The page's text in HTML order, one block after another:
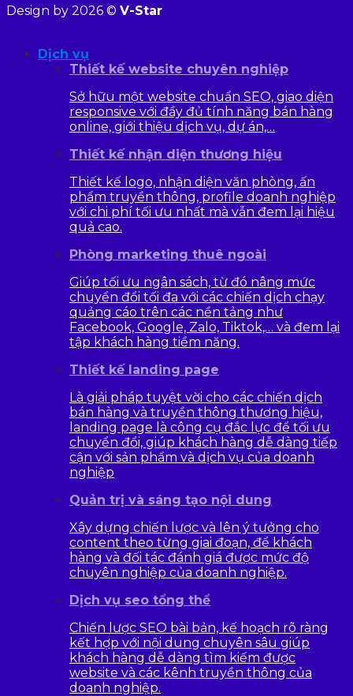
Design by 2026 © V-Star
Dịch vụ
Thiết kế website chuyên nghiệp
Sở hữu một website chuẩn SEO, giao diện
responsive với đầy đủ tính năng bán hàng
online, giới thiệu dịch vụ, dự án,…
Thiết kế nhận diện thương hiệu
Thiết kế logo, nhận diện văn phòng, ấn
phẩm truyền thông, profile doanh nghiệp
với chi phí tối ưu nhất mà vẫn đem lại hiệu
quả cao.
Phòng marketing thuê ngoài
Giúp tối ưu ngân sách, từ đó nâng mức
chuyển đổi tối đa với các chiến dịch chạy
quảng cáo trên các nền tảng như
Facebook, Google, Zalo, Tiktok,… và đem lại
tập khách hàng tiềm năng.
Thiết kế landing page
Là giải pháp tuyệt vời cho các chiến dịch
bán hàng và truyền thông thương hiệu,
landing page là công cụ đắc lực để tối ưu
chuyển đổi, giúp khách hàng dễ dàng tiếp
cận với sản phẩm và dịch vụ của doanh
nghiệp
Quản trị và sáng tạo nội dung
Xây dựng chiến lược và lên ý tưởng cho
content theo từng giai đoạn, để khách
hàng và đối tác đánh giá được mức độ
chuyên nghiệp của doanh nghiệp.
Dịch vụ seo tổng thể
Chiến lược SEO bài bản, kế hoạch rõ ràng
kết hợp với nội dung chuyên sâu giúp
khách hàng dễ dàng tìm kiếm được
website và các kênh truyền thông của
doanh nghiệp.